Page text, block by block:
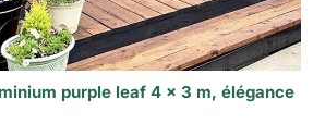
purple leaf 4 x 3 m, élégance